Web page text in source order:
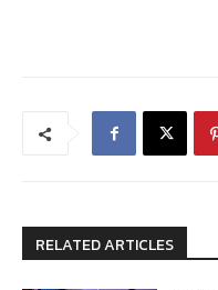
RELATED ARTICLES